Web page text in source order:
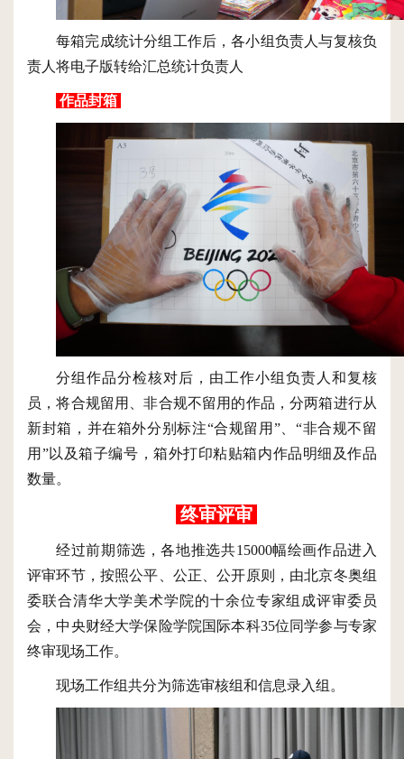
每箱完成统计分组工作后，各小组负责人与复核负
责人将电子版转给汇总统计负责人
作品封箱
分组作品分检核对后，由工作小组负责人和复核
员，将合规留用、非合规不留用的作品，分两箱进行从
新封箱，并在箱外分别标注“合规留用”、“非合规不留
用”以及箱子编号，箱外打印粘贴箱内作品明细及作品
数量。
终审评审
经过前期筛选，各地推选共15000幅绘画作品进入
评审环节，按照公平、公正、公开原则，由北京冬奥组
委联合清华大学美术学院的十余位专家组成评审委员
会，中央财经大学保险学院国际本科35位同学参与专家
终审现场工作。
现场工作组共分为筛选审核组和信息录入组。